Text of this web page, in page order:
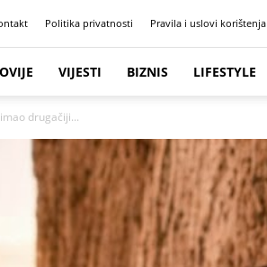
Politika privatnosti Pravila i uslovi korištenja
VIJESTI BIZNIS LIFESTYLE
drugačiji...